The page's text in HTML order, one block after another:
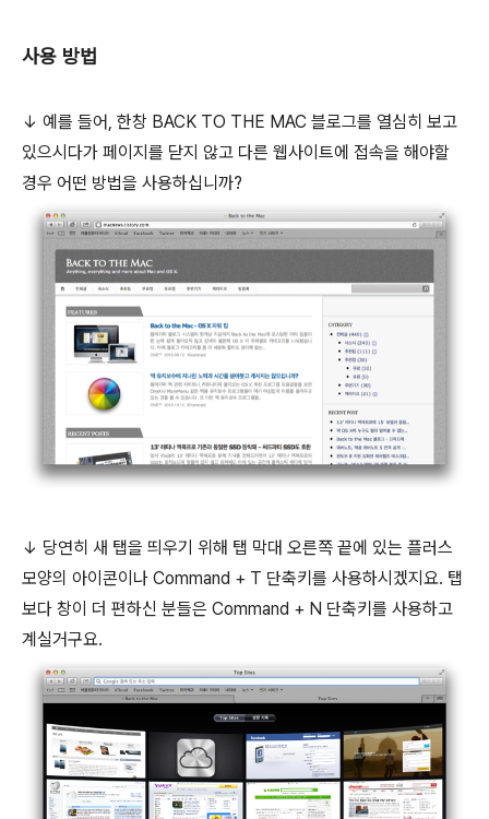
사용 방법
↓ 예를 들어, 한창 BACK TO THE MAC 블로그를 열심히 보고
있으시다가 페이지를 닫지 않고 다른 웹사이트에 접속을 해야할
경우 어떤 방법을 사용하십니까?
↓ 당연히 새 탭을 띄우기 위해 탭 막대 오른쪽 끝에 있는 플러스
모양의 아이콘이나 Command + T 단축키를 사용하시겠지요. 탭
보다 창이 더 편하신 분들은 Command + N 단축키를 사용하고
계실거구요.